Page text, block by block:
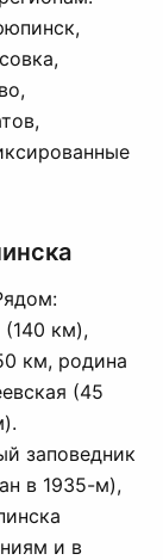
км),
км, родина
(45
заповедник
в 1935-м),
и в